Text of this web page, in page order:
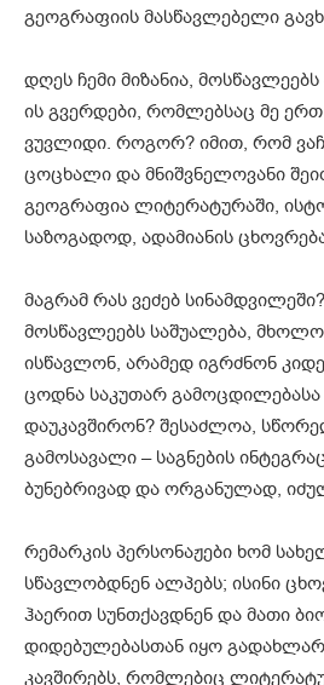
გეოგრაფიის მასწავლებელი
დღეს ჩემი მიზანია,
ის გვერდები, რომლებსაც მე
ვუვლიდი. როგორ? იმით, რომ
ცოცხალი და მნიშვნელოვანი
გეოგრაფია ლიტერატურაში,
საზოგადოდ, ადამიანის
მაგრამ რას ვეძებ
მოსწავლეებს საშუალება,
ისწავლონ, არამედ იგრძნონ
ცოდნა საკუთარ გამოცდილებასა
დაუკავშირონ? შესაძლოა,
გამოსავალი – საგნების
ბუნებრივად და ორგანულად,
რემარკის პერსონაჟები ხომ
სწავლობდნენ ალპებს; ისინი
ჰაერით სუნთქავდნენ და მათი
დიდებულებასთან იყო
კავშირებს, რომლებიც